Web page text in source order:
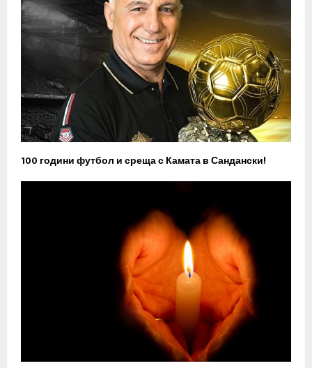
100 години футбол и среща с Камата в Сандански!